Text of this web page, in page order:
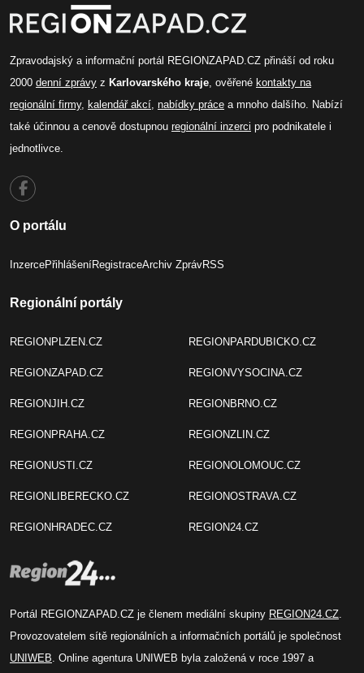
Zpravodajský a informační portál REGIONZAPAD.CZ přináší od roku
2000 denní zprávy z Karlovarského kraje, ověřené kontakty na
regionální firmy, kalendář akcí, nabídky práce a mnoho dalšího. Nabízí
také účinnou a cenově dostupnou regionální inzerci pro podnikatele i
jednotlivce.
O portálu
InzercePřihlášeníRegistraceArchiv ZprávRSS
Regionální portály
REGIONPLZEN.CZ
REGIONZAPAD.CZ
REGIONJIH.CZ
REGIONPRAHA.CZ
REGIONUSTI.CZ
REGIONLIBERECKO.CZ
REGIONHRADEC.CZ
REGIONPARDUBICKO.CZ
REGIONVYSOCINA.CZ
REGIONBRNO.CZ
REGIONZLIN.CZ
REGIONOLOMOUC.CZ
REGIONOSTRAVA.CZ
REGION24.CZ
Portál REGIONZAPAD.CZ je členem mediální skupiny REGION24.CZ.
Provozovatelem sítě regionálních a informačních portálů je společnost
UNIWEB. Online agentura UNIWEB byla založená v roce 1997 a